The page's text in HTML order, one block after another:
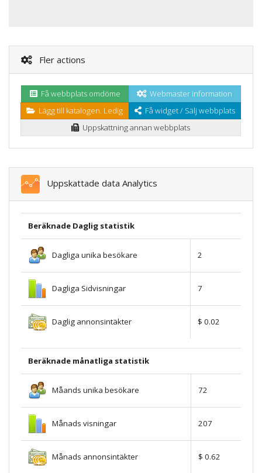
Fler actions
Få webbplats omdöme
Webmaster information
Lägg till katalogen. Ledig
Få widget / Sälj webbplats
Uppskattning annan webbplats
Uppskattade data Analytics
Beräknade Daglig statistik
Dagliga unika besökare 2
Dagliga Sidvisningar 7
Daglig annonsintäkter $ 0.02
Beräknade månatliga statistik
Måands unika besökare 72
Månads visningar 207
Månads annonsintäkter $ 0.62